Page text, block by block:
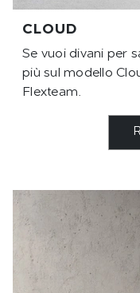
CLOUD
Se vuoi divani per
più sul modello
Flexteam.